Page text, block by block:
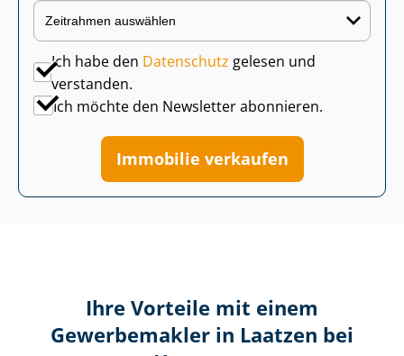
Ich habe den Datenschutz gelesen und
verstanden.
Ich möchte den Newsletter abonnieren.
Immobilie verkaufen
Ihre Vorteile mit einem
Gewerbemakler in Laatzen bei